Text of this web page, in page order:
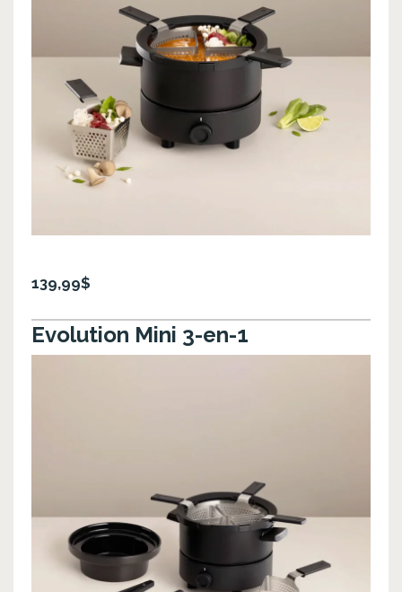
139,99$
Evolution Mini 3-en-1